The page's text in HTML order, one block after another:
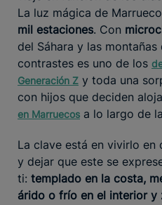
La luz mágica de
mil estaciones. Con
del Sáhara y las
contrastes es uno de los
Generación Z y toda una
con hijos que deciden
en Marruecos a lo largo de
La clave está en vivirlo en
y dejar que este se
ti: templado en la costa,
árido o frío en el interior y